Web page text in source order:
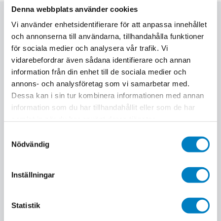
Denna webbplats använder cookies
Vi använder enhetsidentifierare för att anpassa innehållet
och annonserna till användarna, tillhandahålla funktioner
för sociala medier och analysera vår trafik. Vi
vidarebefordrar även sådana identifierare och annan
information från din enhet till de sociala medier och
annons- och analysföretag som vi samarbetar med.
Dessa kan i sin tur kombinera informationen med annan
information som du har tillhandahållit eller som de har
Nödvändig
Inställningar
Statistik
Relaterade utbildningar